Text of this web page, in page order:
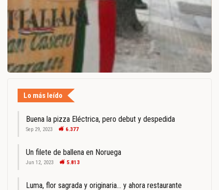
Lo más leído
Buena la pizza Eléctrica, pero debut y despedida
Sep 29, 2023 6.377
Un filete de ballena en Noruega
Jun 12, 2023 5.813
Luma, flor sagrada y originaria… y ahora restaurante